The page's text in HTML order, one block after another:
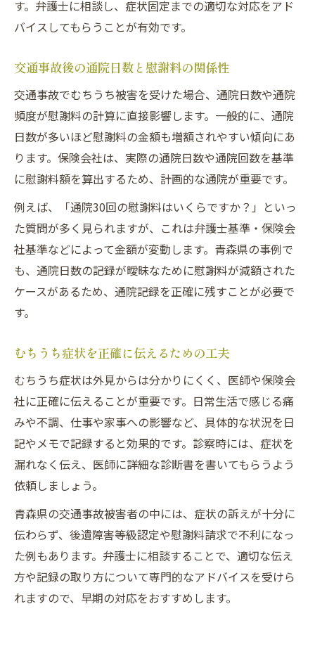
す。弁護士に相談し、症状固定までの適切な対応をアド
バイスしてもらうことが有効です。
交通事故後の通院日数と慰謝料の関係性
交通事故でむちうち被害を受けた場合、通院日数や通院
頻度が慰謝料の計算に直接影響します。一般的に、通院
日数が多いほど慰謝料の金額も増額されやすい傾向にあ
ります。保険会社は、実際の通院日数や通院回数を基準
に慰謝料額を算出するため、計画的な通院が重要です。
例えば、「通院30回の慰謝料はいくらですか？」といっ
た質問が多く見られますが、これは弁護士基準・保険会
社基準などによって金額が変動します。青森県の事例で
も、通院日数の記録が曖昧なために慰謝料が減額された
ケースがあるため、通院記録を正確に残すことが必要で
す。
むちうち症状を正確に伝えるための工夫
むちうち症状は外見からは分かりにくく、医師や保険会
社に正確に伝えることが重要です。日常生活で感じる痛
みや不調、仕事や家事への影響など、具体的な状況を日
記やメモで記録すると効果的です。診察時には、症状を
漏れなく伝え、医師に詳細な診断書を書いてもらうよう
依頼しましょう。
青森県の交通事故被害者の中には、症状の訴えが十分に
伝わらず、後遺障害等級認定や慰謝料請求で不利になっ
た例もあります。弁護士に相談することで、適切な伝え
方や記録の取り方について専門的なアドバイスを受けら
れますので、早期の対応をおすすめします。